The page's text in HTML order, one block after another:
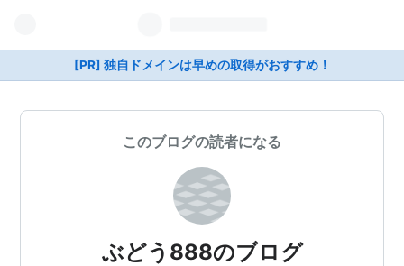
[PR] 独自ドメインは早めの取得がおすすめ！
このブログの読者になる
ぶどう888のブログ